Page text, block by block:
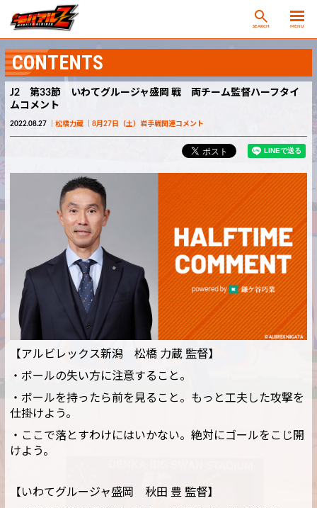
SEARCH MENU
CONTENTS
J2 第33節 いわてグルージャ盛岡 戦 両チーム監督ハーフタイ
ムコメント
2022.08.27 松橋力蔵 8月27日（土）岩手戦関連コメント
【アルビレックス新潟 松橋 力蔵 監督】
・ボールの失い方に注意すること。
・ボールを持ったら前を見ること。もっと工夫した攻撃を
仕掛けよう。
・ここで落とすわけにはいかない。絶対にゴールをこじ開
けよう。
【いわてグルージャ盛岡 秋田 豊 監督】